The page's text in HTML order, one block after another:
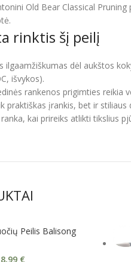
Old Bear Classical Pruning
rinktis šį peilį
ilgaamžiškumas dėl aukštos
išvykos).
rankenos prigimties reikia
praktiškas įrankis, bet ir
kai prireiks atlikti tikslius
Peilis Balisong
8,99 €